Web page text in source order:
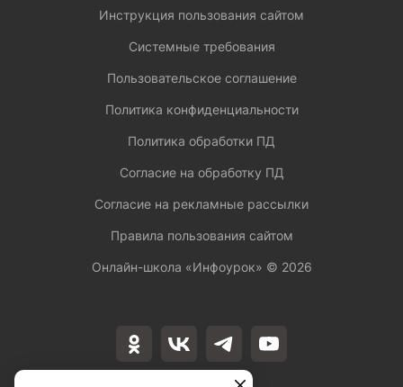
Инструкция пользования сайтом
Системные требования
Пользовательское соглашение
Политика конфиденциальности
Политика обработки ПД
Согласие на обработку ПД
Согласие на рекламные рассылки
Правила пользования сайтом
Онлайн-школа «Инфоурок» © 2026